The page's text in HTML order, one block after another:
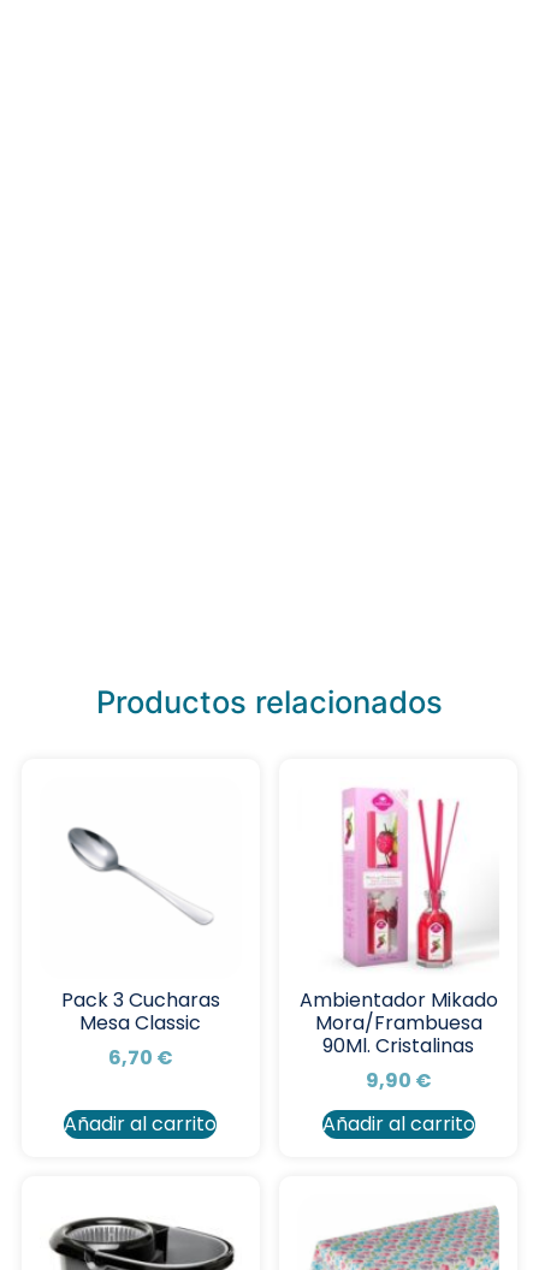
Productos relacionados
Pack 3 Cucharas
Mesa Classic
6,70 €
Añadir al carrito
Ambientador Mikado
Mora/Frambuesa
90Ml. Cristalinas
9,90 €
Añadir al carrito